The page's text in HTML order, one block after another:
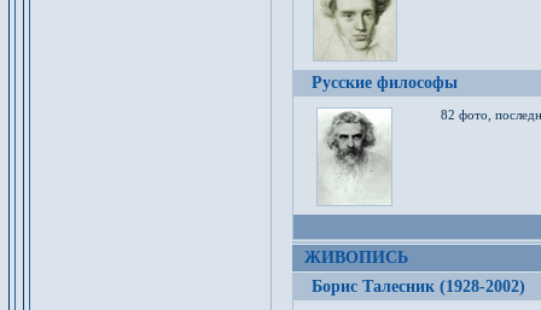
Русские философы
82 фото,
ЖИВОПИСЬ
Борис Талесник (1928-2002)